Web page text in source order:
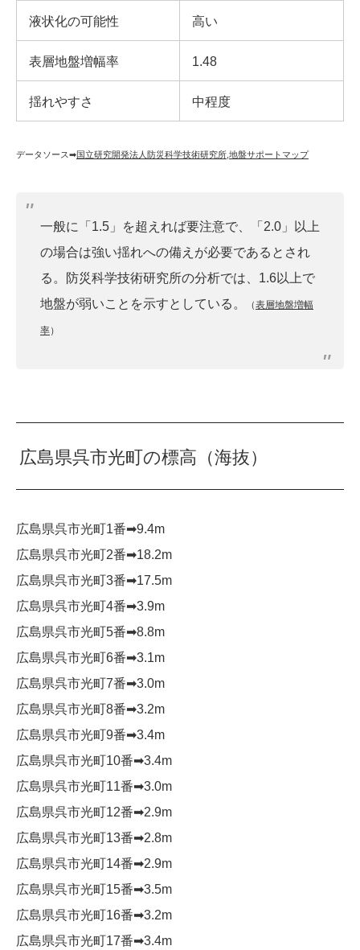
液状化の可能性 高い
表層地盤増幅率 1.48
揺れやすさ 中程度
データソース➡︎国立研究開発法人防災科学技術研究所 地盤サポートマップ
一般に「1.5」を超えれば要注意で、「2.0」以上
の場合は強い揺れへの備えが必要であるとされ
る。防災科学技術研究所の分析では、1.6以上で
地盤が弱いことを示すとしている。
（表層地盤増幅
率）
広島県呉市光町の標高（海抜）
広島県呉市光町1番➡︎9.4m
広島県呉市光町2番➡︎18.2m
広島県呉市光町3番➡︎17.5m
広島県呉市光町4番➡︎3.9m
広島県呉市光町5番➡︎8.8m
広島県呉市光町6番➡︎3.1m
広島県呉市光町7番➡︎3.0m
広島県呉市光町8番➡︎3.2m
広島県呉市光町9番➡︎3.4m
広島県呉市光町10番➡︎3.4m
広島県呉市光町11番➡︎3.0m
広島県呉市光町12番➡︎2.9m
広島県呉市光町13番➡︎2.8m
広島県呉市光町14番➡︎2.9m
広島県呉市光町15番➡︎3.5m
広島県呉市光町16番➡︎3.2m
広島県呉市光町17番➡︎3.4m